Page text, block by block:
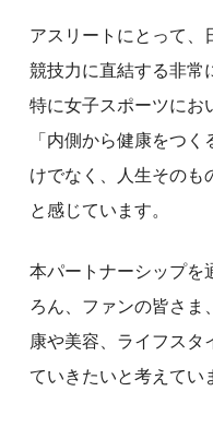
アスリートにとって、
競技力に直結する非常
特に女子スポーツにお
「内側から健康をつ
けでなく、人生そのも
と感じています。
本パートナーシップを
ろん、ファンの皆さま
康や美容、ライフスタ
ていきたいと考えてい